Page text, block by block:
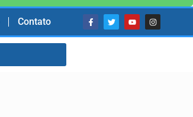
Contato